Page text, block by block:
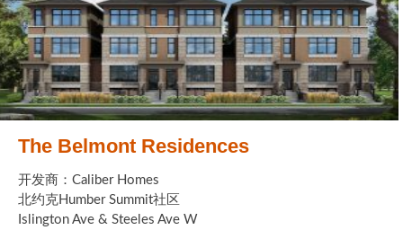
The Belmont Residences
开发商：Caliber Homes
北约克Humber Summit社区
Islington Ave & Steeles Ave W